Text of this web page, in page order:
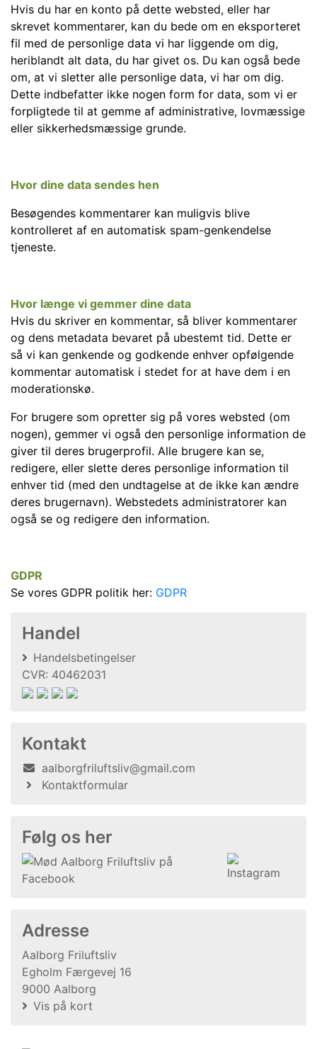
Hvis du har en konto på dette websted, eller har
skrevet kommentarer, kan du bede om en eksporteret
fil med de personlige data vi har liggende om dig,
heriblandt alt data, du har givet os. Du kan også bede
om, at vi sletter alle personlige data, vi har om dig.
Dette indbefatter ikke nogen form for data, som vi er
forpligtede til at gemme af administrative, lovmæssige
eller sikkerhedsmæssige grunde.
Hvor dine data sendes hen
Besøgendes kommentarer kan muligvis blive
kontrolleret af en automatisk spam-genkendelse
tjeneste.
Hvor længe vi gemmer dine data
Hvis du skriver en kommentar, så bliver kommentarer
og dens metadata bevaret på ubestemt tid. Dette er
så vi kan genkende og godkende enhver opfølgende
kommentar automatisk i stedet for at have dem i en
moderationskø.
For brugere som opretter sig på vores websted (om
nogen), gemmer vi også den personlige information de
giver til deres brugerprofil. Alle brugere kan se,
redigere, eller slette deres personlige information til
enhver tid (med den undtagelse at de ikke kan ændre
deres brugernavn). Webstedets administratorer kan
også se og redigere den information.
GDPR
Se vores GDPR politik her: GDPR
Handel
Handelsbetingelser
CVR: 40462031
Kontakt
aalborgfriluftsliv@gmail.com
Kontaktformular
Følg os her
Adresse
Aalborg Friluftsliv
Egholm Færgevej 16
9000 Aalborg
Vis på kort